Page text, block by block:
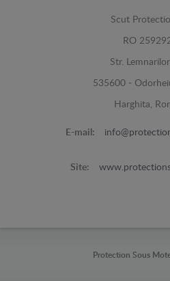
Scut
RO
Str.
535600 -
Harghita,
E-mail:
Site:
Protection Sous